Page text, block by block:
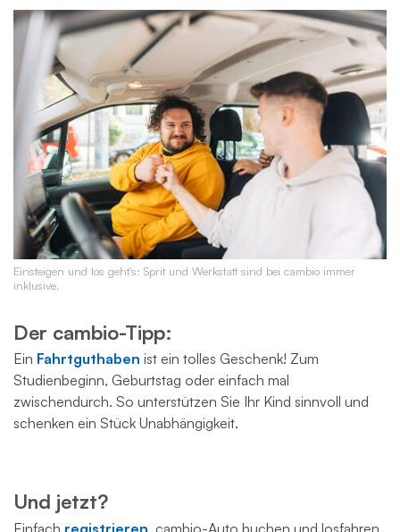
Einsteigen und los geht's: Sprit und Werkstatt sind bei cambio immer
inklusive.
Der cambio-Tipp:
Ein Fahrtguthaben ist ein tolles Geschenk! Zum
Studienbeginn, Geburtstag oder einfach mal
zwischendurch. So unterstützen Sie Ihr Kind sinnvoll und
schenken ein Stück Unabhängigkeit.
Und jetzt?
Einfach registrieren, cambio-Auto buchen und losfahren.